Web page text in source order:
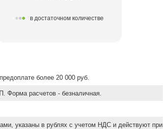
в достаточном количестве
более 20 000 руб.
Форма расчетов - безналичная.
указаны в рублях с учетом НДС и действуют при